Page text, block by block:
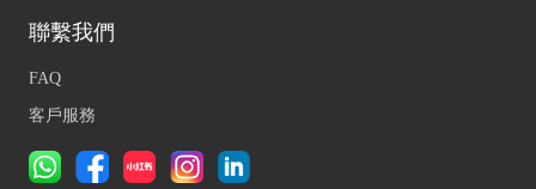
聯繫我們
FAQ
客戶服務